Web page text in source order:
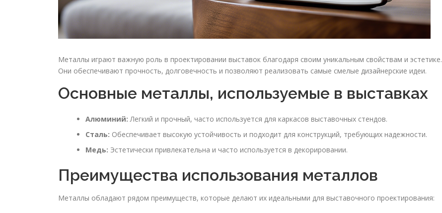
Металлы играют важную роль в проектировании выставок благодаря своим уникальным свойствам и эстетике.
Они обеспечивают прочность, долговечность и позволяют реализовать самые смелые дизайнерские идеи.
Основные металлы, используемые в выставках
Алюминий: Легкий и прочный, часто используется для каркасов выставочных стендов.
Сталь: Обеспечивает высокую устойчивость и подходит для конструкций, требующих надежности.
Медь: Эстетически привлекательна и часто используется в декорировании.
Преимущества использования металлов
Металлы обладают рядом преимуществ, которые делают их идеальными для выставочного проектирования: